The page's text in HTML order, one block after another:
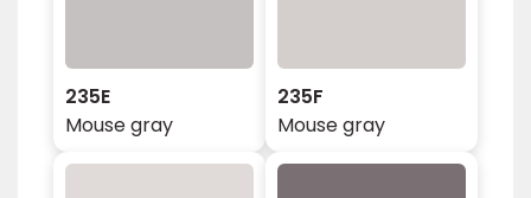
235E
Mouse gray
235F
Mouse gray